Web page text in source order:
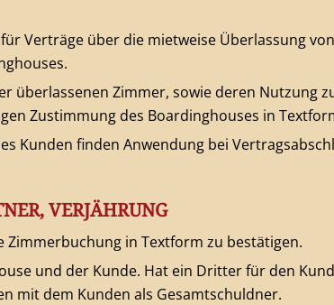
Verträge über die mietweise Überlassung
überlassenen Zimmer, sowie deren Nutzung
Zustimmung des Boardinghouses in
Kunden finden Anwendung bei
VERJÄHRUNG
Zimmerbuchung in Textform zu bestätigen.
und der Kunde. Hat ein Dritter für den
mit dem Kunden als Gesamtschuldner.